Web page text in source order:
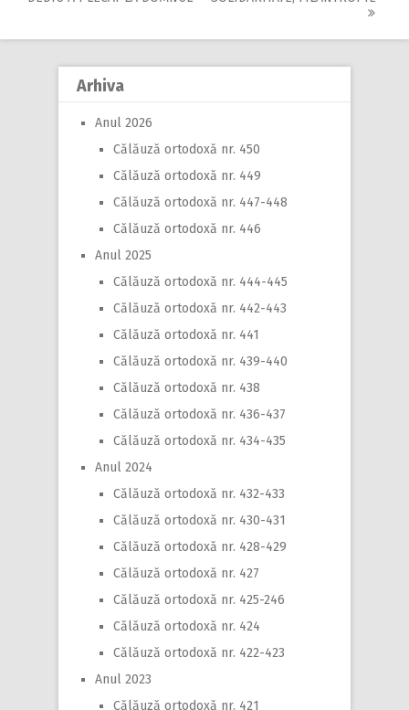
Post
navigation
Arhiva
Anul 2026
Călăuză ortodoxă nr. 450
Călăuză ortodoxă nr. 449
Călăuză ortodoxă nr. 447-448
Călăuză ortodoxă nr. 446
Anul 2025
Călăuză ortodoxă nr. 444-445
Călăuză ortodoxă nr. 442-443
Călăuză ortodoxă nr. 441
Călăuză ortodoxă nr. 439-440
Călăuză ortodoxă nr. 438
Călăuză ortodoxă nr. 436-437
Călăuză ortodoxă nr. 434-435
Anul 2024
Călăuză ortodoxă nr. 432-433
Călăuză ortodoxă nr. 430-431
Călăuză ortodoxă nr. 428-429
Călăuză ortodoxă nr. 427
Călăuză ortodoxă nr. 425-246
Călăuză ortodoxă nr. 424
Călăuză ortodoxă nr. 422-423
Anul 2023
Călăuză ortodoxă nr. 421